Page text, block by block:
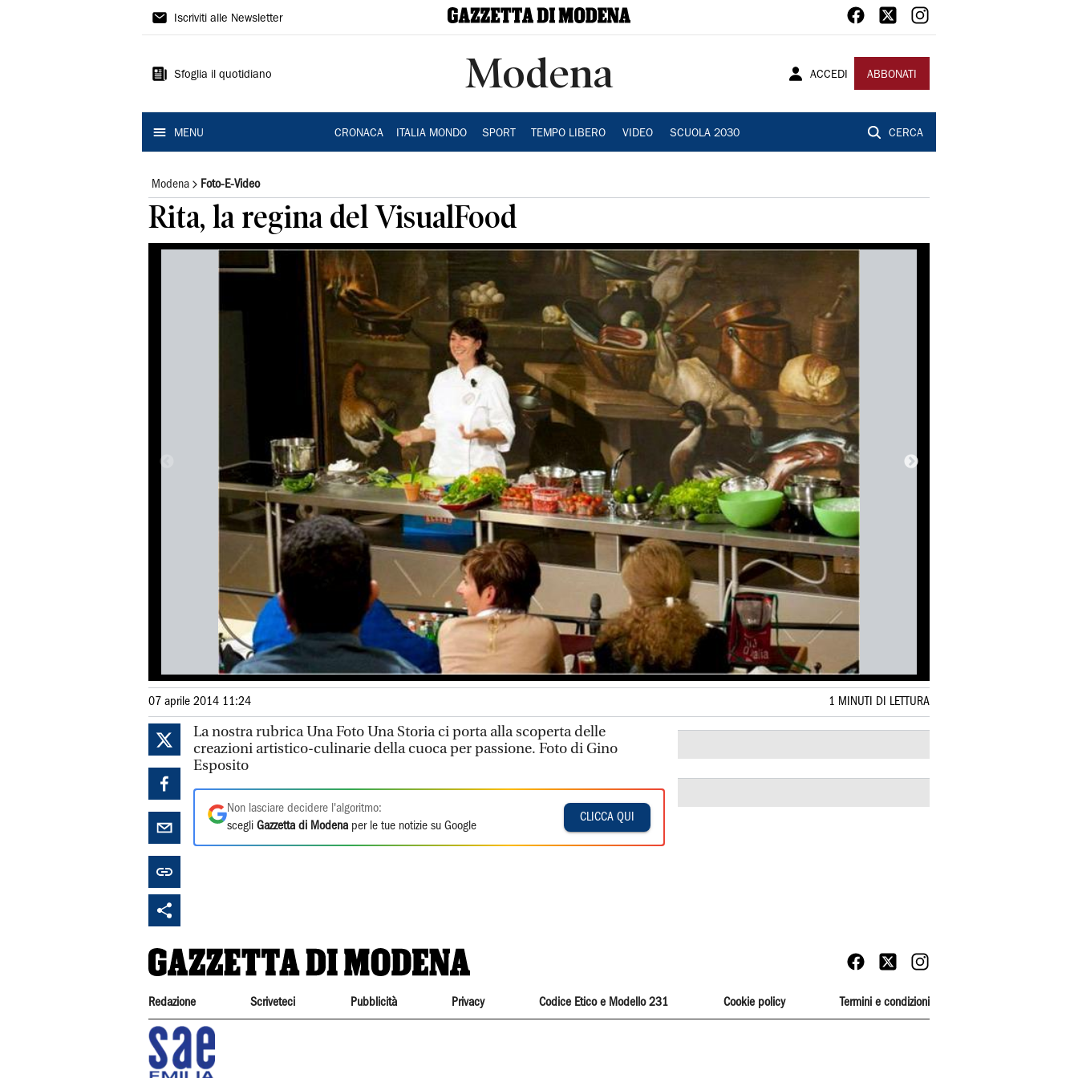
Gazzetta
Modena
Iscriviti alle Newsletter
Sfoglia il quotidiano Modena ACCEDI ABBONATI
MENU CRONACA ITALIA MONDO SPORT TEMPO LIBERO VIDEO SCUOLA 2030 CERCA
Modena Foto-E-Video
Rita, la regina del VisualFood
07 aprile 2014 11:24 1 MINUTI DI LETTURA
La nostra rubrica Una Foto Una Storia ci porta alla scoperta delle
creazioni artistico-culinarie della cuoca per passione. Foto di Gino
Esposito
Non lasciare decidere l'algoritmo:
scegli Gazzetta di Modena per le tue notizie su Google
CLICCA QUI
Redazione Scriveteci Pubblicità Privacy Codice Etico e Modello 231 Cookie policy Termini e condizioni